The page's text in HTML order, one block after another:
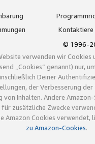
Kontaktiere
© 1996-
verwenden wir Cookies
„Cookies“ genannt) nur,
Deiner
der Verbesserung
von Inhalten. Andere
für zusätzliche Zwecke
Amazon Cookies verwendet,
zu Amazon-Cookies.